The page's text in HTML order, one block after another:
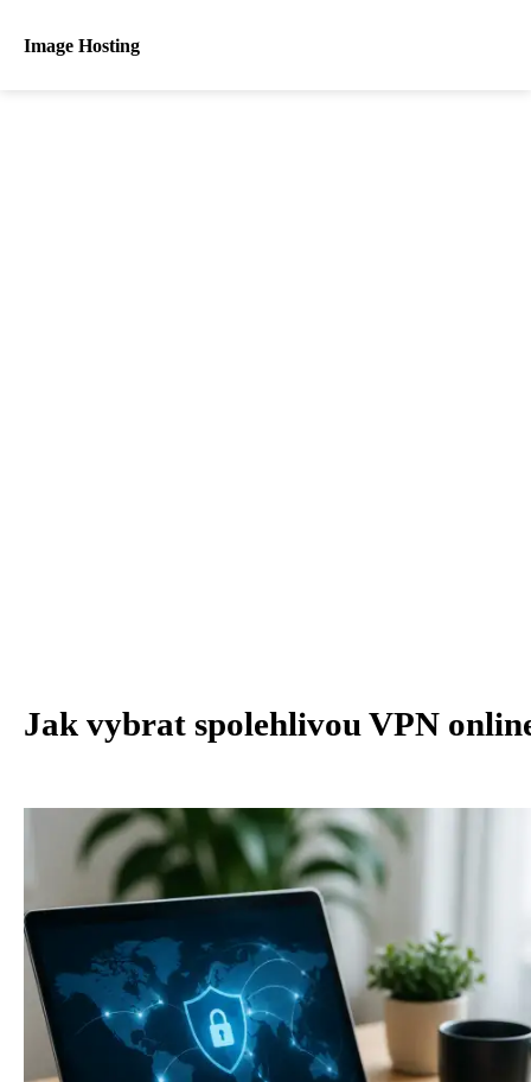
Image Hosting
Jak vybrat spolehlivou VPN